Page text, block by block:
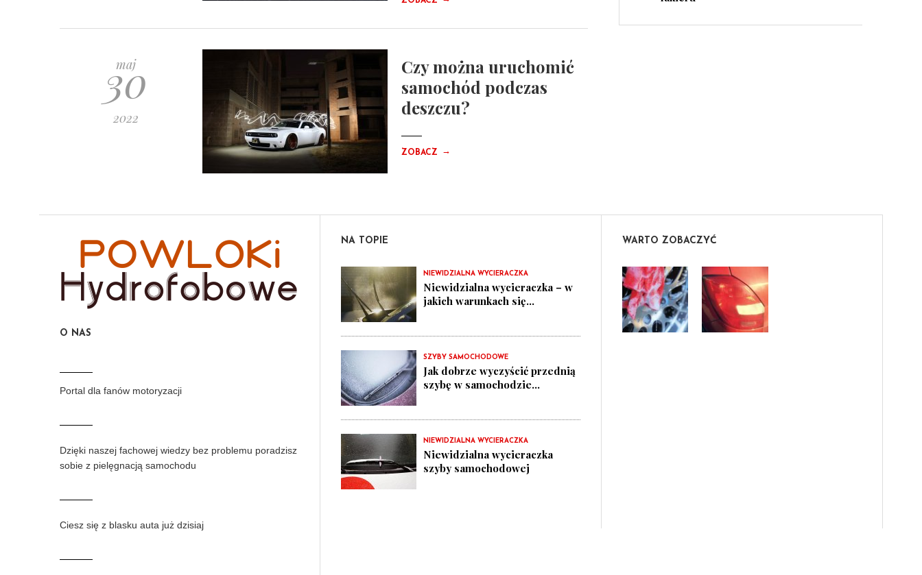
maj
30
2022
Czy można uruchomić
samochód podczas
deszczu?
ZOBACZ →
O NAS
Portal dla fanów motoryzacji
Dzięki naszej fachowej wiedzy bez problemu poradzisz
sobie z pielęgnacją samochodu
Ciesz się z blasku auta już dzisiaj
NA TOPIE
NIEWIDZIALNA WYCIERACZKA
Niewidzialna wycieraczka – w
jakich warunkach się...
SZYBY SAMOCHODOWE
Jak dobrze wyczyścić przednią
szybę w samochodzie...
NIEWIDZIALNA WYCIERACZKA
Niewidzialna wycieraczka
szyby samochodowej
WARTO ZOBACZYĆ